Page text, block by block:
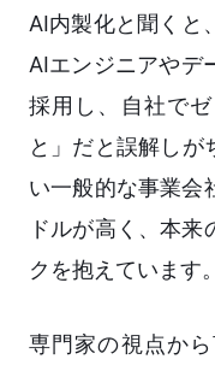
AI内製化と聞くと
AIエンジニアやデ
採用し、自社で
と」だと誤解しが
い一般的な事業会
ドルが高く、本来
クを抱えています。
専門家の視点か